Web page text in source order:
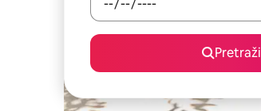
Pretraži